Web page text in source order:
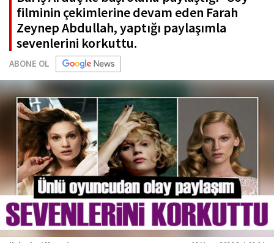
filminin çekimlerine devam eden Farah
Zeynep Abdullah, yaptığı paylaşımla
sevenlerini korkuttu.
ABONE OL